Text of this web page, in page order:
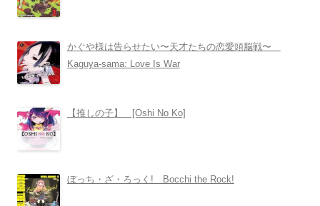
かぐや様は告らせたい〜天才たちの恋愛頭脳戦〜
Kaguya-sama: Love Is War
【推しの子】 [Oshi No Ko]
ぼっち・ざ・ろっく! Bocchi the Rock!